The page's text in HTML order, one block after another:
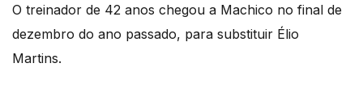
O treinador de 42 anos chegou a Machico no final de
dezembro do ano passado, para substituir Élio
Martins.